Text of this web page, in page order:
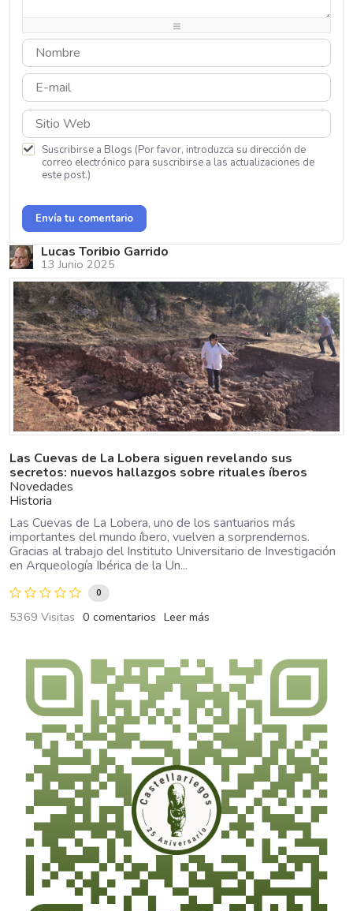
-
Suscribirse a Blogs (Por favor, introduzca su dirección de
correo electrónico para suscribirse a las actualizaciones de
este post.)
Envía tu comentario
Lucas Toribio Garrido
13 Junio 2025
Las Cuevas de La Lobera siguen revelando sus
secretos: nuevos hallazgos sobre rituales íberos
Novedades
Historia
Las Cuevas de La Lobera, uno de los santuarios más
importantes del mundo íbero, vuelven a sorprendernos.
Gracias al trabajo del Instituto Universitario de Investigación
en Arqueología Ibérica de la Un...
0
5369 Visitas 0 comentarios Leer más